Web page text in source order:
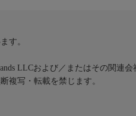
す。
LLCおよび／またはその関連
複写・転載を禁じます。